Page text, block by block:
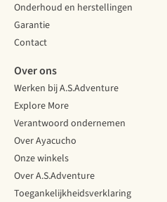
Onderhoud en herstellingen
Garantie
Contact
Over ons
Werken bij A.S.Adventure
Explore More
Verantwoord ondernemen
Over Ayacucho
Onze winkels
Over A.S.Adventure
Toegankelijkheidsverklaring